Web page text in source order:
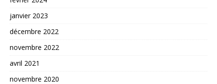
janvier 2023
décembre 2022
novembre 2022
avril 2021
novembre 2020